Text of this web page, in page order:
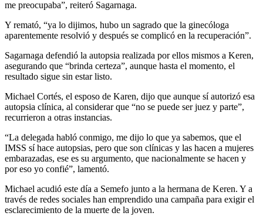
me preocupaba”, reiteró Sagarnaga.
Y remató, “ya lo dijimos, hubo un sagrado que la ginecóloga
aparentemente resolvió y después se complicó en la recuperación”.
Sagarnaga defendió la autopsia realizada por ellos mismos a Keren,
asegurando que “brinda certeza”, aunque hasta el momento, el
resultado sigue sin estar listo.
Michael Cortés, el esposo de Karen, dijo que aunque sí autorizó esa
autopsia clínica, al considerar que “no se puede ser juez y parte”,
recurrieron a otras instancias.
“La delegada habló conmigo, me dijo lo que ya sabemos, que el
IMSS sí hace autopsias, pero que son clínicas y las hacen a mujeres
embarazadas, ese es su argumento, que nacionalmente se hacen y
por eso yo confié”, lamentó.
Michael acudió este día a Semefo junto a la hermana de Keren. Y a
través de redes sociales han emprendido una campaña para exigir el
esclarecimiento de la muerte de la joven.